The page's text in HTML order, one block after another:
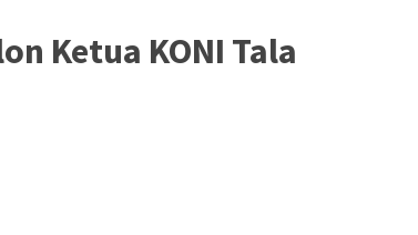
Ketua KONI Tala